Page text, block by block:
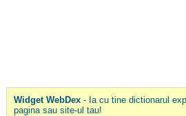
Widget WebDex- Ia cu tine dictionarul
pagina sau site-ul tau!